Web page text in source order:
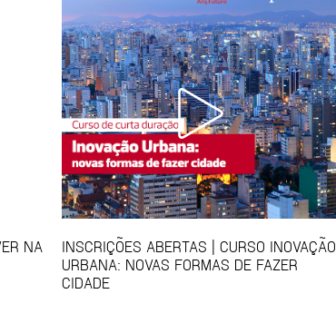
NA
INSCRIÇÕES ABERTAS | CURSO INOVAÇÃO
URBANA: NOVAS FORMAS DE FAZER
CIDADE